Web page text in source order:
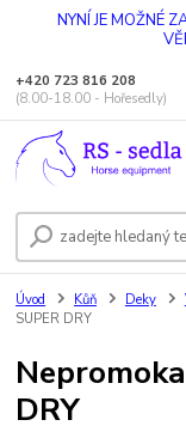
NYNÍ JE MOŽNÉ
+420 723 816 208
(8.00-18.00 - Hořesedly)
Úvod Kůň Deky
SUPER DRY
DRY